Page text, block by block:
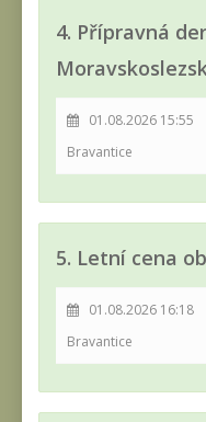
4. Přípravná
01.08.2026 15:55
Bravantice
5. Letní cena
01.08.2026 16:18
Bravantice